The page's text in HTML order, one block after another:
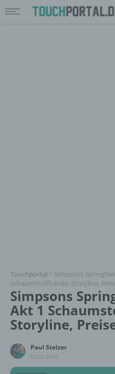
Touchportal > Simpsons
Schaumstoffhände, Storyline,
Simpsons
Akt 1
Storyline,
Paul Stelzer
03.07.2015